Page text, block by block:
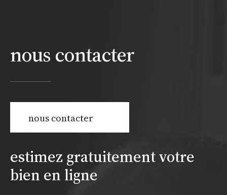
nous contacter
nous contacter
estimez gratuitement votre
bien en ligne